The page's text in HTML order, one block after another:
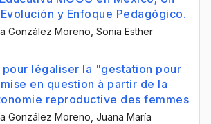
y Enfoque Pedagógico.
González Moreno , Sonia Esther
légaliser la "gestation pour
en question à partir de la
reproductive des femmes
González Moreno , Juana María